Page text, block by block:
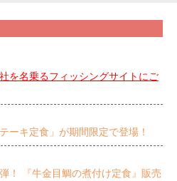
を名乗るフィッシングサイトにご
ーキ定食」が期間限定で登場！
！ 『牛金目鯛の煮付け定食』販売